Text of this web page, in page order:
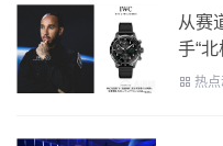
从赛
手“
供宇
热点